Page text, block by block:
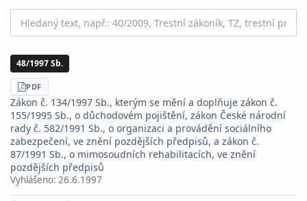
48/1997 Sb.
STÁHNOUT
PDF
Zákon č. 134/1997 Sb., kterým se mění a doplňuje zákon č.
155/1995 Sb., o důchodovém pojištění, zákon České národní
rady č. 582/1991 Sb., o organizaci a provádění sociálního
zabezpečení, ve znění pozdějších předpisů, a zákon č.
87/1991 Sb., o mimosoudních rehabilitacích, ve znění
pozdějších předpisů
Vyhlášeno: 26.6.1997